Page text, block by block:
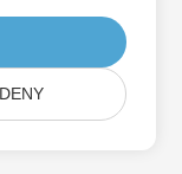
DENY